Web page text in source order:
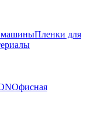
машиныПленки для
Офисная